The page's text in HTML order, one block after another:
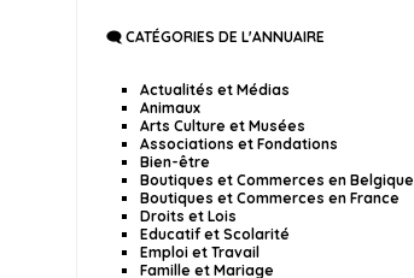
🗨️ CATÉGORIES DE L'ANNUAIRE
Actualités et Médias
Animaux
Arts Culture et Musées
Associations et Fondations
Bien-être
Boutiques et Commerces en Belgique
Boutiques et Commerces en France
Droits et Lois
Educatif et Scolarité
Emploi et Travail
Famille et Mariage